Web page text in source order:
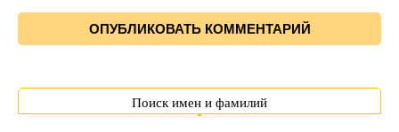
Поиск имен и фамилий